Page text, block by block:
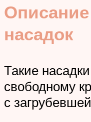
насадок
Такие
свободному
с